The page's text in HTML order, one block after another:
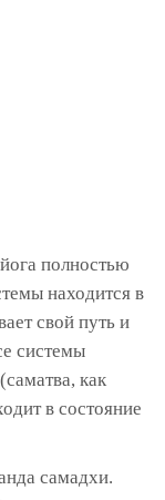
полностью
находится в
свой путь и
системы
как
в состояние
самадхи.